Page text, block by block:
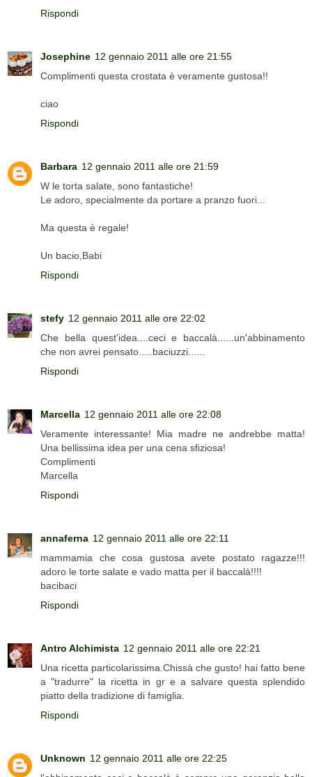
Rispondi
Josephine 12 gennaio 2011 alle ore 21:55
Complimenti questa crostata è veramente gustosa!!
ciao
Rispondi
Barbara 12 gennaio 2011 alle ore 21:59
W le torta salate, sono fantastiche!
Le adoro, specialmente da portare a pranzo fuori...
Ma questa è regale!
Un bacio,Babi
Rispondi
stefy 12 gennaio 2011 alle ore 22:02
Che bella quest'idea....ceci e baccalà......un'abbinamento
che non avrei pensato.....baciuzzi......
Rispondi
Marcella 12 gennaio 2011 alle ore 22:08
Veramente interessante! Mia madre ne andrebbe matta!
Una bellissima idea per una cena sfiziosa!
Complimenti
Marcella
Rispondi
annaferna 12 gennaio 2011 alle ore 22:11
mammamia che cosa gustosa avete postato ragazze!!!
adoro le torte salate e vado matta per il baccalà!!!!
bacibaci
Rispondi
Antro Alchimista 12 gennaio 2011 alle ore 22:21
Una ricetta particolarissima.Chissà che gusto! hai fatto bene
a "tradurre" la ricetta in gr e a salvare questa splendido
piatto della tradizione di famiglia.
Rispondi
Unknown 12 gennaio 2011 alle ore 22:25